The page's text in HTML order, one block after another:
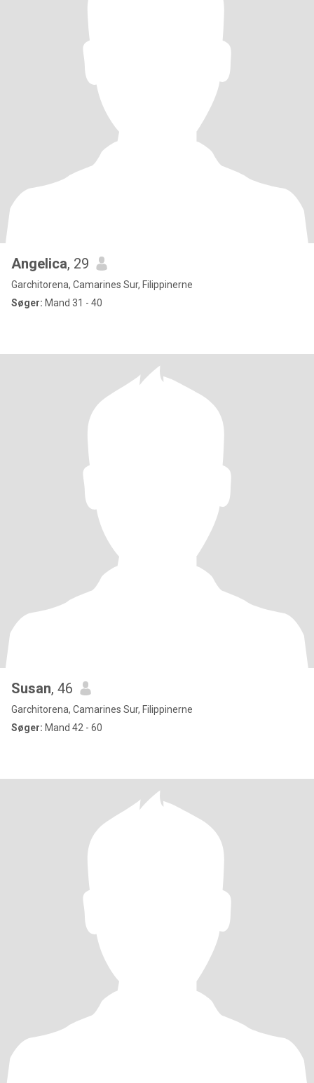
Angelica, 29
Garchitorena, Camarines Sur, Filippinerne
Søger: Mand 31 - 40
Susan, 46
Garchitorena, Camarines Sur, Filippinerne
Søger: Mand 42 - 60